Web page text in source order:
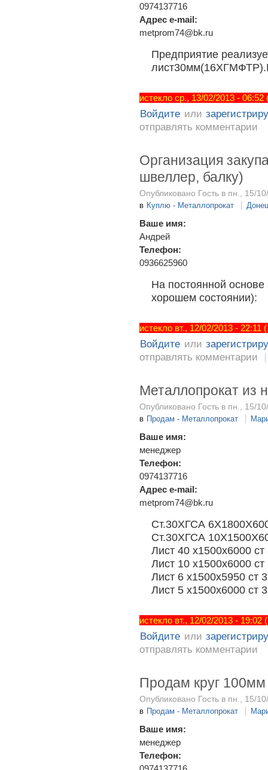
0974137716
Адрес e-mail:
metprom74@bk.ru
Предприятие
истекло ср., 13/02/2013 -
Войдите или
отправлять комментарии
Организация
швеллер, балку)
Опубликовано Гость в пн., 15/
в Куплю - Металлопрокат
Ваше имя:
Андрей
Телефон:
0936625960
На постоянной
хорошем состоянии):
истекло вт., 12/02/2013 -
Войдите или
отправлять комментарии
Металлопрокат из
Опубликовано Гость в пн., 15/
в Продам - Металлопрокат
Ваше имя:
менеджер
Телефон:
0974137716
Адрес e-mail:
metprom74@bk.ru
Ст.30ХГСА
Ст.30ХГСА
Лист 40 х1500х6000 ст
Лист 10 х1500х6000 ст
Лист 6 х1500х5950 ст 3
Лист 5 х1500х6000 ст 3
истекло вт., 12/02/2013 -
Войдите или
отправлять комментарии
Продам круг
Опубликовано Гость в пн., 15/
в Продам - Металлопрокат
Ваше имя:
менеджер
Телефон: